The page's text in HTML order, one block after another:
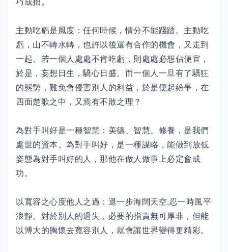
巧成拙。
主動吃虧是風度：任何時候，情分不能踐踏。主動吃
虧，山不轉水轉，也許以後還有合作的機會，又走到
一起。若一個人處處不肯吃虧，則處處必想佔便宜，
於是，妄想日生，驕心日盛。而一個人一旦有了驕狂
的態勢，難免會侵害別人的利益，於是便起紛爭，在
四面楚歌之中，又焉有不敗之理？
為對手叫好是一種智慧：美德、智慧、修養，是我們
處世的資本。為對手叫好，是一種謀略，能做到放低
姿態為對手叫好的人，那他在做人做事上必定會成
功。
以寬容之心度他人之過：退一步海闊天空,忍一時風平
浪靜。對於別人的過失，必要的指責無可厚非，但能
以博大的胸懷去寬容別人，就會讓世界變得更精彩。